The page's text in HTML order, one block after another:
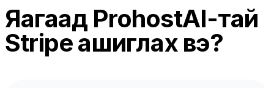
Яагаад ProhostAI-тай
Stripe ашиглах вэ?